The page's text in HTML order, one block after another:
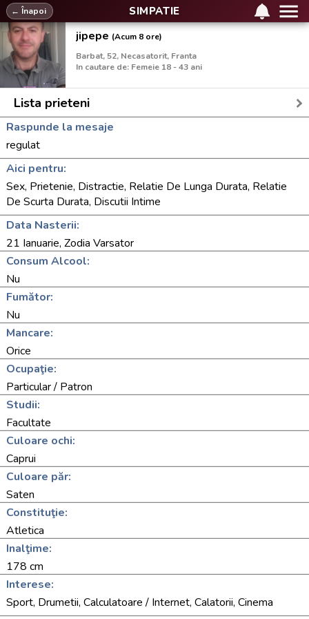
SIMPATIE
← Înapoi
jipepe (Acum 8 ore)
Barbat, 52, Necasatorit, Franta
In cautare de: Femeie 18 - 43 ani
Lista prieteni
Raspunde la mesaje
regulat
Aici pentru:
Sex, Prietenie, Distractie, Relatie De Lunga Durata, Relatie
De Scurta Durata, Discutii Intime
Data Nasterii:
21 Ianuarie, Zodia Varsator
Consum Alcool:
Nu
Fumător:
Nu
Mancare:
Orice
Ocupaţie:
Particular / Patron
Studii:
Facultate
Culoare ochi:
Caprui
Culoare păr:
Saten
Constituţie:
Atletica
Inalţime:
178 cm
Interese:
Sport, Drumetii, Calculatoare / Internet, Calatorii, Cinema